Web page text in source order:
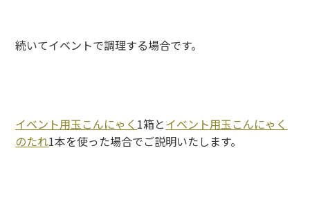
続いてイベントで調理する場合です。
イベント用玉こんにゃく 1箱とイベント用玉こんにゃく
のたれ1本を使った場合でご説明いたします。